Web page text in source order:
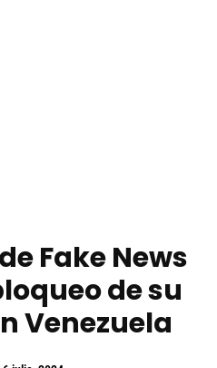
Fake News
de su
Venezuela